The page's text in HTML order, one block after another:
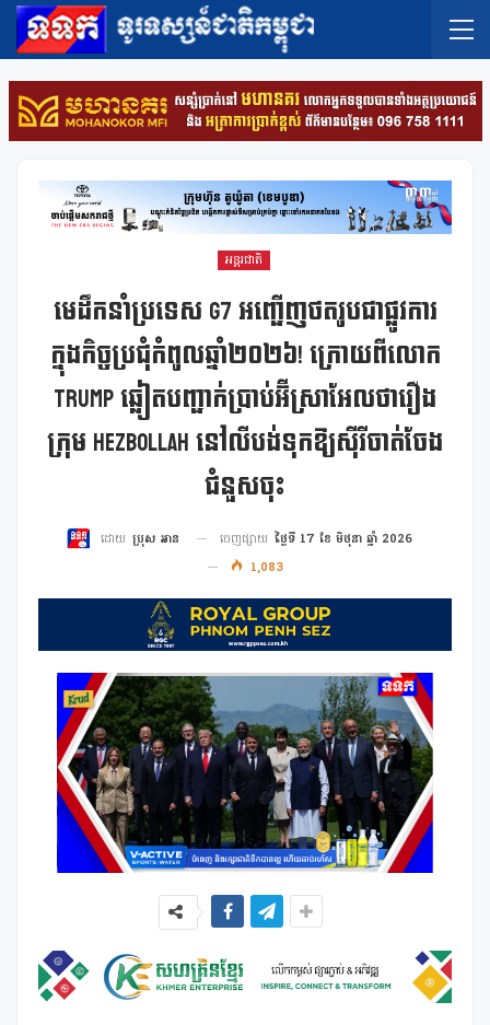
អន្តរជាតិ
មេដឹកនាំប្រទេស G7 អញ្ជើញថតរូបជាផ្លូវការ
ក្នុងកិច្ចប្រជុំកំពូលឆ្នាំ២០២៦! ក្រោយពីលោក
Trump ឆ្លៀតបញ្ជាក់ប្រាប់អ៊ីស្រាអែលថារឿង
ក្រុម Hezbollah នៅលីបង់ទុកឱ្យស៊ីរីចាត់ចែង
ជំនួសចុះ
ដោយ ប្រុស អាន ចេញផ្សាយ ថ្ងៃទី 17 ខែ មិថុនា ឆ្នាំ 2026
1,083